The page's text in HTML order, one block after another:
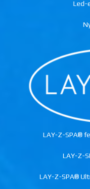
Led-
LAY-Z-SPA®
LAY-Z-
LAY-Z-SPA®